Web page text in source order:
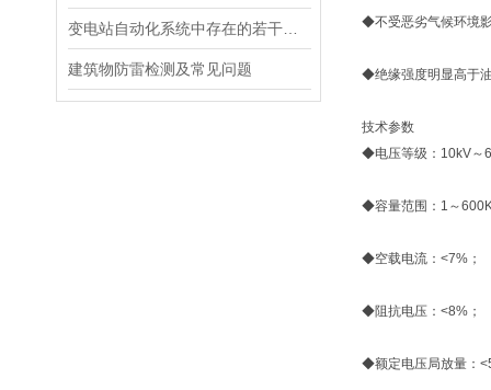
建筑物防雷检测及常见问题
◆不受恶劣气候环境
◆绝缘强度明显高于
技术参数
◆电压等级：10kV～
◆容量范围：1～
◆空载电流：<7%；
◆阻抗电压：<8%；
◆额定电压局放量：